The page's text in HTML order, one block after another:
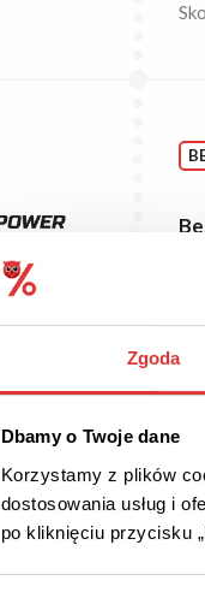
Zgoda
Dbamy o Twoje dane
Korzystamy z plików
dostosowania usług i
po kliknięciu przycisku